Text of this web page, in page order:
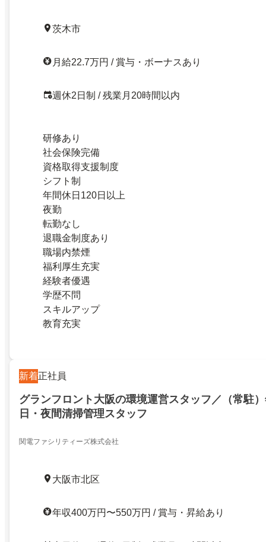
茨木市
月給22.7万円 / 賞与・ボーナスあり
週休2日制 / 残業月20時間以内
研修あり
社会保険完備
資格取得支援制度
シフト制
年間休日120日以上
夜勤
転勤なし
退職金制度あり
職場内禁煙
福利厚生充実
経験者優遇
学歴不問
スキルアップ
教育充実
新着正社員
グランフロント大阪の環境運営スタッフ／（常駐
日・夜間清掃管理スタッフ
関電ファシリティーズ株式会社
大阪市北区
年収400万円〜550万円 / 賞与・昇給あり